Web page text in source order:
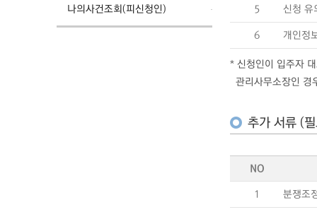
나의사건조회(피신청인) 5 신청 유
6 개인정
* 신청인이 입주자
관리사무소장인 경
추가 서류 (
NO
1 분쟁조